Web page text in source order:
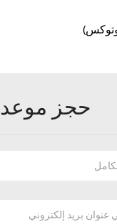
حجز موعد
عنوان بريد إلكتروني